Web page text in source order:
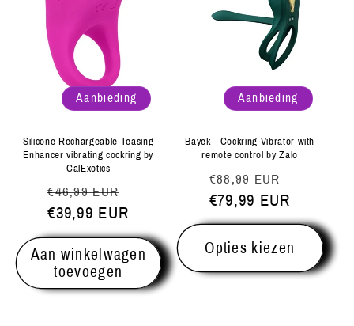
Aanbieding
Silicone Rechargeable Teasing
Enhancer vibrating cockring by
CalExotics
Normale
prijs
€46,99 EUR
Aanbiedingsprijs
€39,99 EUR
Aan winkelwagen
toevoegen
Aanbieding
Bayek - Cockring Vibrator with
remote control by Zalo
Normale
prijs
€88,99 EUR
€79,99 EUR
Opties kiezen